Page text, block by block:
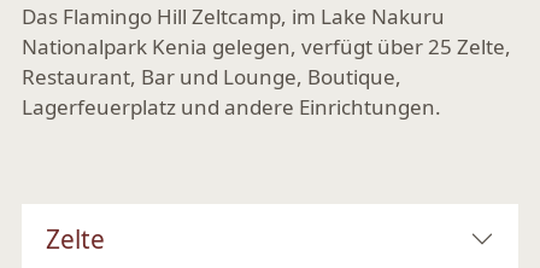
Das Flamingo Hill Zeltcamp, im Lake Nakuru
Nationalpark Kenia gelegen, verfügt über 25 Zelte,
Restaurant, Bar und Lounge, Boutique,
Lagerfeuerplatz und andere Einrichtungen.
Zelte